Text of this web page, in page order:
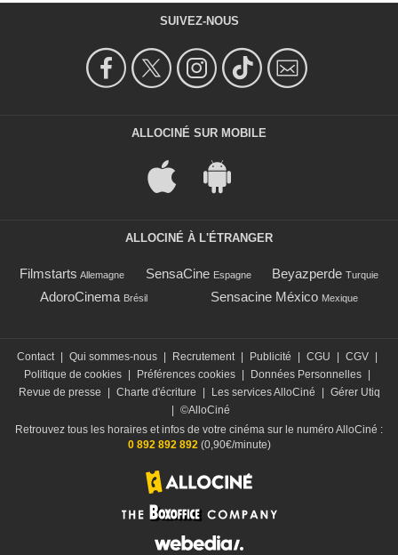
SUIVEZ-NOUS
ALLOCINÉ SUR MOBILE
ALLOCINÉ À L'ÉTRANGER
Filmstarts Allemagne SensaCine Espagne Beyazperde Turquie
AdoroCinema Brésil Sensacine México Mexique
Contact | Qui sommes-nous | Recrutement | Publicité | CGU | CGV |
Politique de cookies | Préférences cookies | Données Personnelles |
Revue de presse
| Charte d'écriture | Les services AlloCiné | Gérer Utiq
| ©AlloCiné
Retrouvez tous les horaires et infos de votre cinéma sur le numéro AlloCiné :
0 892 892 892 (0,90€/minute)